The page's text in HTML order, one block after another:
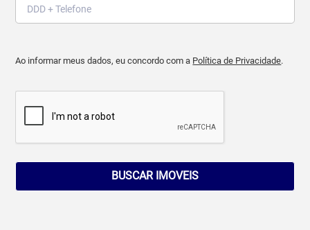
Ao informar meus dados, eu concordo com a Política de Privacidade.
BUSCAR IMOVEIS